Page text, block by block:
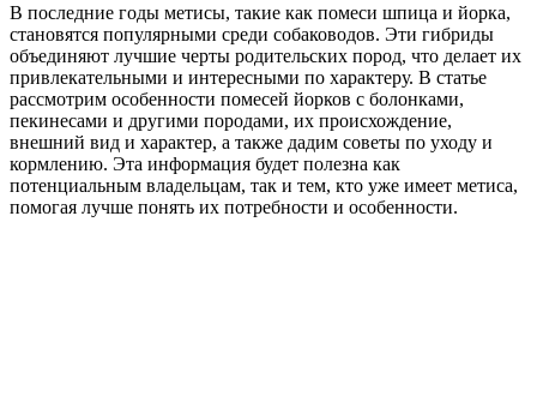
В последние годы метисы, такие как помеси шпица и йорка,
становятся популярными среди собаководов. Эти гибриды
объединяют лучшие черты родительских пород, что делает их
привлекательными и интересными по характеру. В статье
рассмотрим особенности помесей йорков с болонками,
пекинесами и другими породами, их происхождение,
внешний вид и характер, а также дадим советы по уходу и
кормлению. Эта информация будет полезна как
потенциальным владельцам, так и тем, кто уже имеет метиса,
помогая лучше понять их потребности и особенности.